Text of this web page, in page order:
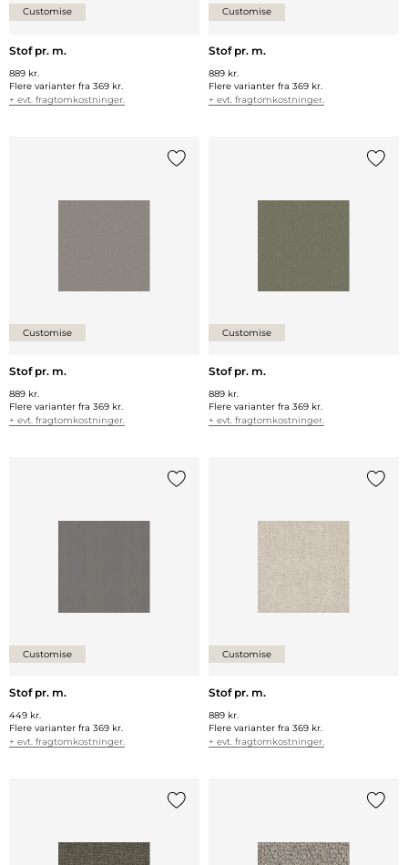
Customise
Stof pr. m.
889 kr.
Flere varianter fra 369 kr.
+ evt. fragtomkostninger.
Customise
Stof pr. m.
889 kr.
Flere varianter fra 369 kr.
+ evt. fragtomkostninger.
Customise
Stof pr. m.
889 kr.
Flere varianter fra 369 kr.
+ evt. fragtomkostninger.
Customise
Stof pr. m.
889 kr.
Flere varianter fra 369 kr.
+ evt. fragtomkostninger.
Customise
Stof pr. m.
449 kr.
Flere varianter fra 369 kr.
+ evt. fragtomkostninger.
Customise
Stof pr. m.
889 kr.
Flere varianter fra 369 kr.
+ evt. fragtomkostninger.